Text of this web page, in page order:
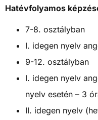
Hatévfolyamos
7-8. osztályban
I. idegen nyelv
9-12. osztályban
I. idegen nyelv
nyelv esetén – 3
II. idegen nyelv